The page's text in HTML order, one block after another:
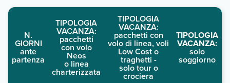
N.
GIORNI
ante
partenza
TIPOLOGIA
VACANZA:
pacchetti
con volo
Neos
o linea
charterizzata
TIPOLOGIA
VACANZA:
pacchetti con
volo di linea, voli
Low Cost o
traghetti -
solo tour o
crociera
TIPOLOGIA
VACANZA:
solo
soggiorno